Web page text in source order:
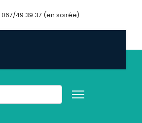
067/49.39.37 (en soirée)